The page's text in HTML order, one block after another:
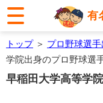
有
トップ＞ プロ野球選
学院出身のプロ野球選
早稲田大学高等学